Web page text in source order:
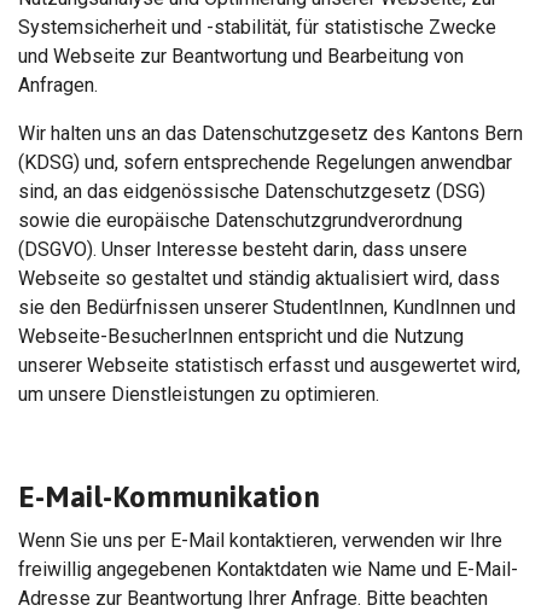
Systemsicherheit und -stabilität, für statistische Zwecke
und Webseite zur Beantwortung und Bearbeitung von
Anfragen.
Wir halten uns an das Datenschutzgesetz des Kantons Bern
(KDSG) und, sofern entsprechende Regelungen anwendbar
sind, an das eidgenössische Datenschutzgesetz (DSG)
sowie die europäische Datenschutzgrundverordnung
(DSGVO). Unser Interesse besteht darin, dass unsere
Webseite so gestaltet und ständig aktualisiert wird, dass
sie den Bedürfnissen unserer StudentInnen, KundInnen und
Webseite-BesucherInnen entspricht und die Nutzung
unserer Webseite statistisch erfasst und ausgewertet wird,
um unsere Dienstleistungen zu optimieren.
E-Mail-Kommunikation
Wenn Sie uns per E-Mail kontaktieren, verwenden wir Ihre
freiwillig angegebenen Kontaktdaten wie Name und E-Mail-
Adresse zur Beantwortung Ihrer Anfrage. Bitte beachten